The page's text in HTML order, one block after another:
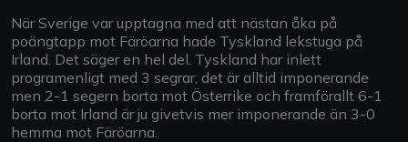
När Sverige var upptagna med att nästan åka på
poängtapp mot Färöarna hade Tyskland lekstuga på
Irland. Det säger en hel del. Tyskland har inlett
programenligt med 3 segrar, det är alltid imponerande
men 2-1 segern borta mot Österrike och framförallt 6-1
borta mot Irland är ju givetvis mer imponerande än 3-0
hemma mot Färöarna.